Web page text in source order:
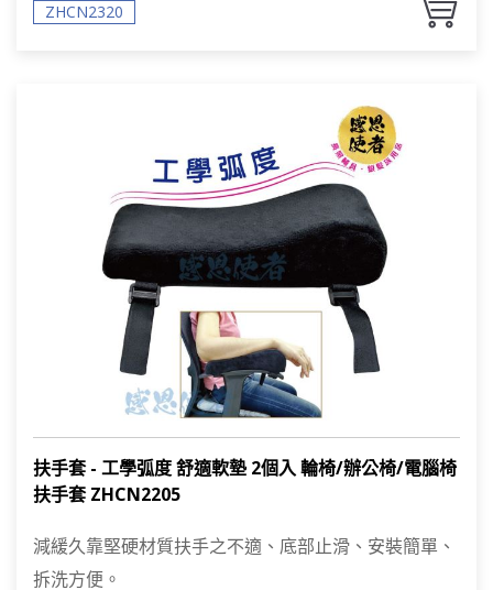
ZHCN2320
扶手套 - 工學弧度 舒適軟墊 2個入 輪椅/辦公椅/電腦椅
扶手套 ZHCN2205
減緩久靠堅硬材質扶手之不適、底部止滑、安裝簡單、
拆洗方便。